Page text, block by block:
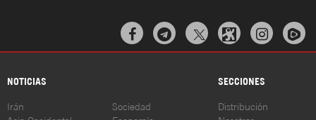
  
NOTICIAS SECCIONES
Irán Sociedad Distribución